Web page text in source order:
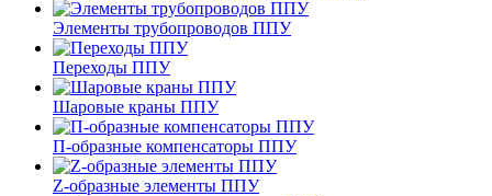
Элементы трубопроводов ППУ
Переходы ППУ
Шаровые краны ППУ
П-образные компенсаторы ППУ
Z-образные элементы ППУ